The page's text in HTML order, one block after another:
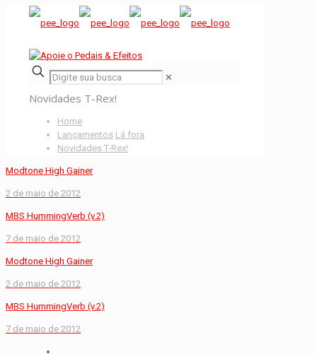
✕
Novidades T-Rex!
Home
Lançamentos Lá fora
Novidades T-Rex!
Modtone High Gainer
2 de maio de 2012
MBS HummingVerb (v.2)
7 de maio de 2012
Modtone High Gainer
2 de maio de 2012
MBS HummingVerb (v.2)
7 de maio de 2012